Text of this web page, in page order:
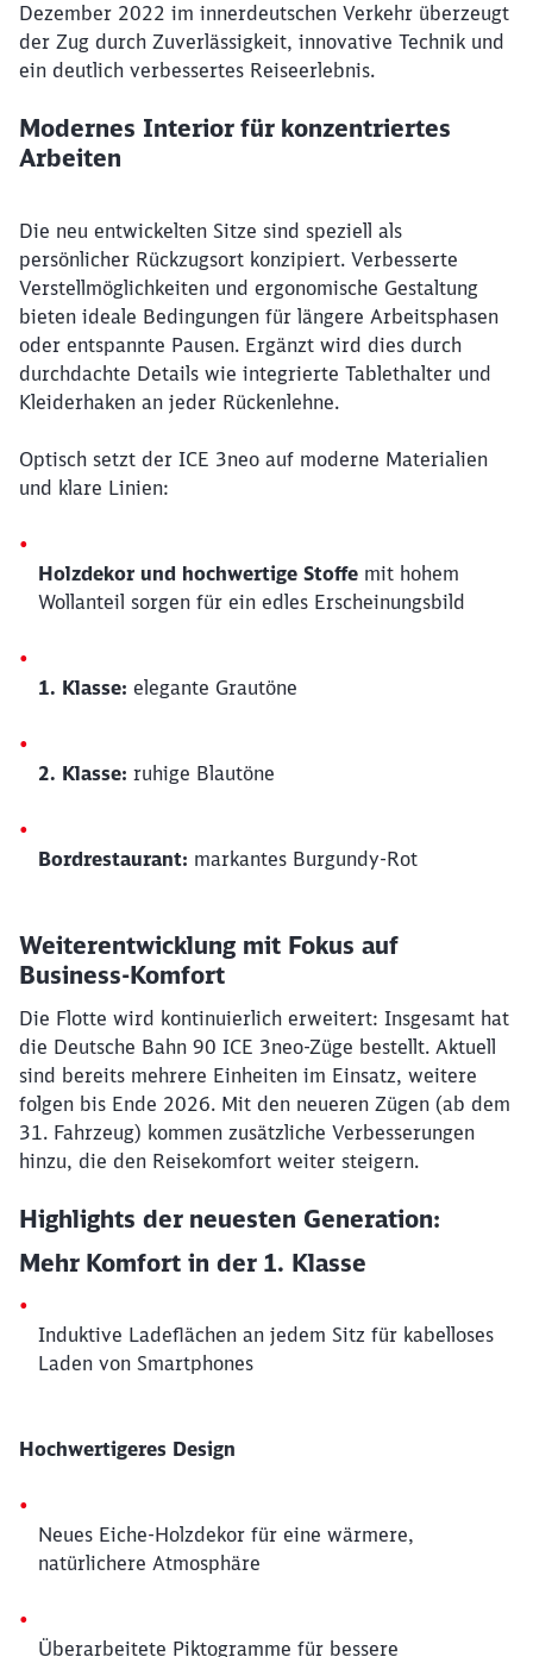
Dezember 2022 im innerdeutschen Verkehr überzeugt
der Zug durch Zuverlässigkeit, innovative Technik und
ein deutlich verbessertes Reiseerlebnis.
Modernes Interior für konzentriertes
Arbeiten
Die neu entwickelten Sitze sind speziell als
persönlicher Rückzugsort konzipiert. Verbesserte
Verstellmöglichkeiten und ergonomische Gestaltung
bieten ideale Bedingungen für längere Arbeitsphasen
oder entspannte Pausen. Ergänzt wird dies durch
durchdachte Details wie integrierte Tablethalter und
Kleiderhaken an jeder Rückenlehne.
Optisch setzt der ICE 3neo auf moderne Materialien
und klare Linien:
Holzdekor und hochwertige Stoffe mit hohem
Wollanteil sorgen für ein edles Erscheinungsbild
1. Klasse: elegante Grautöne
2. Klasse: ruhige Blautöne
Bordrestaurant: markantes Burgundy-Rot
Weiterentwicklung mit Fokus auf
Business-Komfort
Die Flotte wird kontinuierlich erweitert: Insgesamt hat
die Deutsche Bahn 90 ICE 3neo-Züge bestellt. Aktuell
sind bereits mehrere Einheiten im Einsatz, weitere
folgen bis Ende 2026. Mit den neueren Zügen (ab dem
31. Fahrzeug) kommen zusätzliche Verbesserungen
hinzu, die den Reisekomfort weiter steigern.
Highlights der neuesten Generation:
Mehr Komfort in der 1. Klasse
Induktive Ladeflächen an jedem Sitz für kabelloses
Laden von Smartphones
Hochwertigeres Design
Neues Eiche-Holzdekor für eine wärmere,
natürlichere Atmosphäre
Überarbeitete Piktogramme für bessere